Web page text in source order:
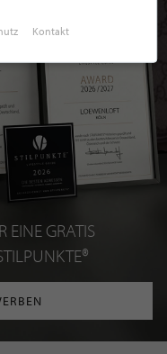
EINE GRATIS
Kontakt